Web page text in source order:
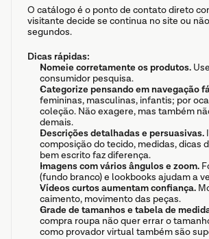
O catálogo é o ponto de contato direto
visitante decide se continua no site ou
segundos.
Dicas rápidas:
Nomeie corretamente os produtos.
consumidor pesquisa.
Categorize pensando em navegação
femininas, masculinas, infantis; por
coleção. Não exagere, mas também
demais.
Descrições detalhadas e persuasivas.
composição do tecido, medidas, dicas
bem escrito faz diferença.
Imagens com vários ângulos e zoom.
(fundo branco) e lookbooks ajudam a
Vídeos curtos aumentam confiança.
caimento, movimento das peças.
Grade de tamanhos e tabela de
compra roupa não quer errar o
como provador virtual também são